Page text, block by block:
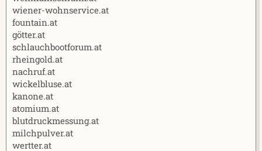
wiener-wohnservice.at
fountain.at
götter.at
schlauchbootforum.at
rheingold.at
nachruf.at
wickelbluse.at
kanone.at
atomium.at
blutdruckmessung.at
milchpulver.at
wertter.at